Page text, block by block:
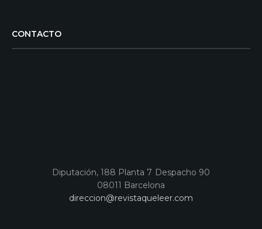
CONTACTO
Diputación, 188 Planta 7 Despacho 90
08011 Barcelona
direccion@revistaqueleer.com